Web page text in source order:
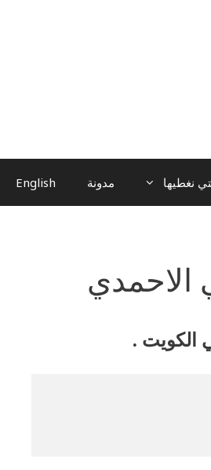
نغطيها مدونة English
الكويت .